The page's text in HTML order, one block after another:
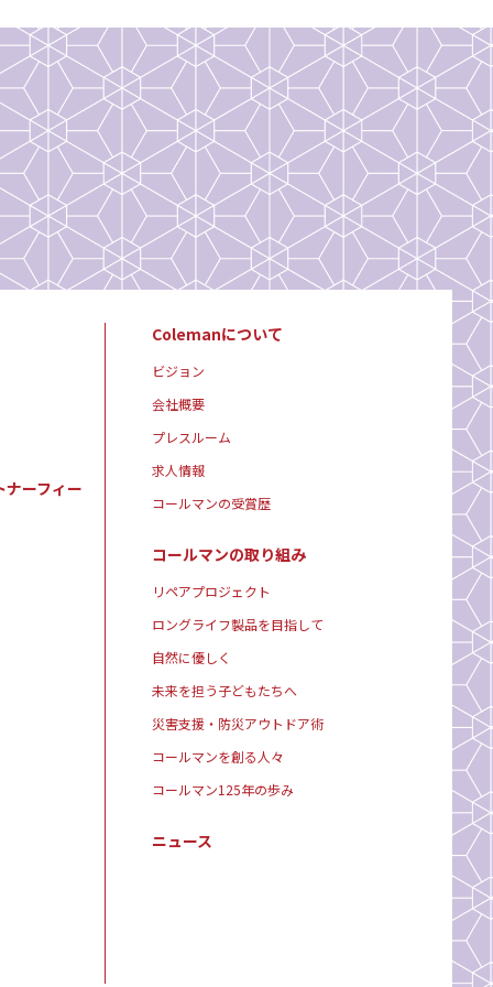
ーフィー
Colemanについて
ビジョン
会社概要
プレスルーム
求人情報
コールマンの受賞歴
コールマンの取り組み
リペアプロジェクト
ロングライフ製品を目指して
自然に優しく
未来を担う子どもたちへ
災害支援・防災アウトドア術
コールマンを創る人々
コールマン125年の歩み
ニュース